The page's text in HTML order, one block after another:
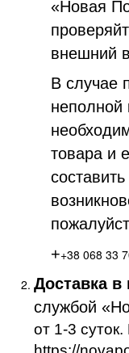
«Новая
внешний
В случае
неполной
товара и
++38 068 33
Доставка
службой
от 1-3